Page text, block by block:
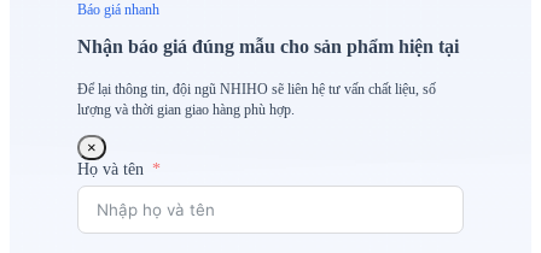
Báo giá nhanh
Nhận báo giá đúng mẫu cho sản phẩm hiện tại
Để lại thông tin, đội ngũ NHIHO sẽ liên hệ tư vấn chất liệu, số
lượng và thời gian giao hàng phù hợp.
×
Họ và tên